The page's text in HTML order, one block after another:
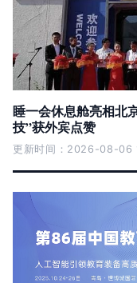
睡一会休息舱亮相北
技”获外宾点赞
更新时间：2026-08-06